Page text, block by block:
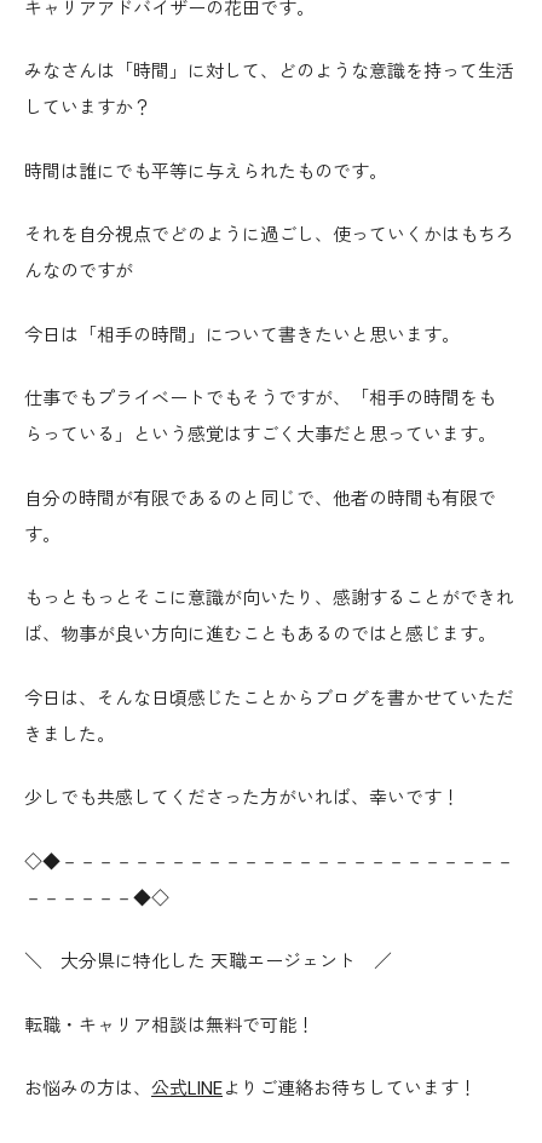
キャリアアドバイザーの花田です。
みなさんは「時間」に対して、どのような意識を持って生活
していますか？
時間は誰にでも平等に与えられたものです。
それを自分視点でどのように過ごし、使っていくかはもちろ
んなのですが
今日は「相手の時間」について書きたいと思います。
仕事でもプライベートでもそうですが、「相手の時間をも
らっている」という感覚はすごく大事だと思っています。
自分の時間が有限であるのと同じで、他者の時間も有限で
す。
もっともっとそこに意識が向いたり、感謝することができれ
ば、物事が良い方向に進むこともあるのではと感じます。
今日は、そんな日頃感じたことからブログを書かせていただ
きました。
少しでも共感してくださった方がいれば、幸いです！
◇◆－－－－－－－－－－－－－－－－－－－－－－－－－
－－－－－－◆◇
＼ 大分県に特化した 天職エージェント ／
転職・キャリア相談は無料で可能！
お悩みの方は、 公式LINEよりご連絡お待ちしています！